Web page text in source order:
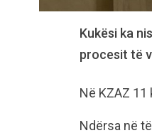
Kukësi ka
procesit të
Në KZAZ
Ndërsa në